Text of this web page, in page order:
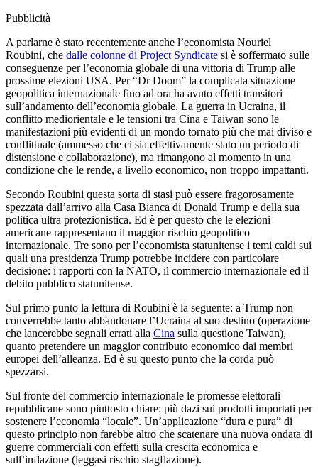
Pubblicità
A parlarne è stato recentemente anche l’economista Nouriel
Roubini, che dalle colonne di Project Syndicate si è soffermato sulle
conseguenze per l’economia globale di una vittoria di Trump alle
prossime elezioni USA. Per “Dr Doom” la complicata situazione
geopolitica internazionale fino ad ora ha avuto effetti transitori
sull’andamento dell’economia globale. La guerra in Ucraina, il
conflitto mediorientale e le tensioni tra Cina e Taiwan sono le
manifestazioni più evidenti di un mondo tornato più che mai diviso e
conflittuale (ammesso che ci sia effettivamente stato un periodo di
distensione e collaborazione), ma rimangono al momento in una
condizione che le rende, a livello economico, non troppo impattanti.
Secondo Roubini questa sorta di stasi può essere fragorosamente
spezzata dall’arrivo alla Casa Bianca di Donald Trump e della sua
politica ultra protezionistica. Ed è per questo che le elezioni
americane rappresentano il maggior rischio geopolitico
internazionale. Tre sono per l’economista statunitense i temi caldi sui
quali una presidenza Trump potrebbe incidere con particolare
decisione: i rapporti con la NATO, il commercio internazionale ed il
debito pubblico statunitense.
Sul primo punto la lettura di Roubini è la seguente: a Trump non
converrebbe tanto abbandonare l’Ucraina al suo destino (operazione
che lancerebbe segnali errati alla Cina sulla questione Taiwan),
quanto pretendere un maggior contributo economico dai membri
europei dell’alleanza. Ed è su questo punto che la corda può
spezzarsi.
Sul fronte del commercio internazionale le promesse elettorali
repubblicane sono piuttosto chiare: più dazi sui prodotti importati per
sostenere l’economia “locale”. Un’applicazione “dura e pura” di
questo principio non farebbe altro che scatenare una nuova ondata di
guerre commerciali con effetti sulla crescita economica e
sull’inflazione (leggasi rischio stagflazione).